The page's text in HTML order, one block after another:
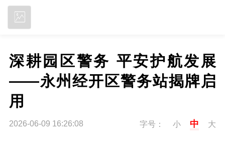
深耕园区警务 平安护航发展
——永州经开区警务站揭牌启
用
2026-06-09 16:26:08 字号： 小 中 大